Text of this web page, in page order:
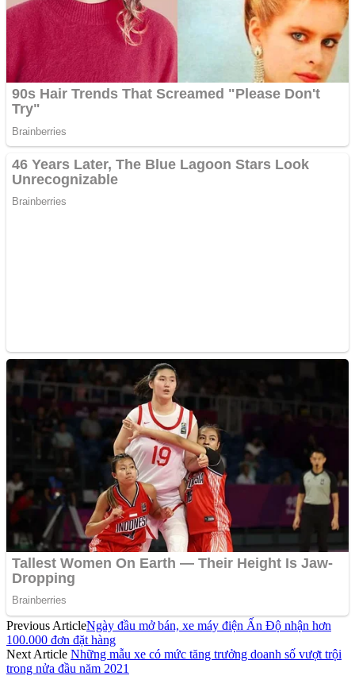
Previous ArticleNgày đầu mở bán, xe máy điện Ấn Độ nhận hơn
100.000 đơn đặt hàng
Next Article Những mẫu xe có mức tăng trưởng doanh số vượt trội
trong nửa đầu năm 2021